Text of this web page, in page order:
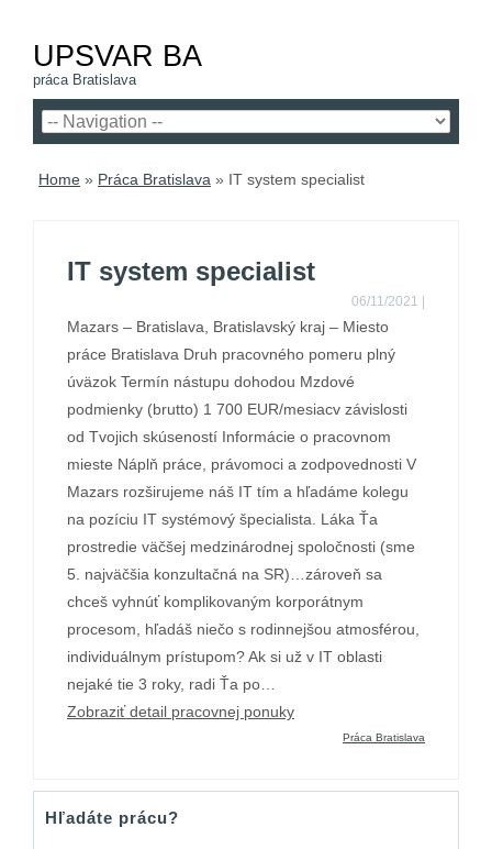
UPSVAR BA
práca Bratislava
Home » Práca Bratislava » IT system specialist
IT system specialist
06/11/2021
Mazars – Bratislava, Bratislavský kraj – Miesto
práce Bratislava Druh pracovného pomeru plný
úväzok Termín nástupu dohodou Mzdové
podmienky (brutto) 1 700 EUR/mesiacv závislosti
od Tvojich skúseností Informácie o pracovnom
mieste Náplň práce, právomoci a zodpovednosti V
Mazars rozširujeme náš IT tím a hľadáme kolegu
na pozíciu IT systémový špecialista. Láka Ťa
prostredie väčšej medzinárodnej spoločnosti (sme
5. najväčšia konzultačná na SR)…zároveň sa
chceš vyhnúť komplikovaným korporátnym
procesom, hľadáš niečo s rodinnejšou atmosférou,
individuálnym prístupom? Ak si už v IT oblasti
nejaké tie 3 roky, radi Ťa po…
Zobraziť detail pracovnej ponuky
Práca Bratislava
Hľadáte prácu?